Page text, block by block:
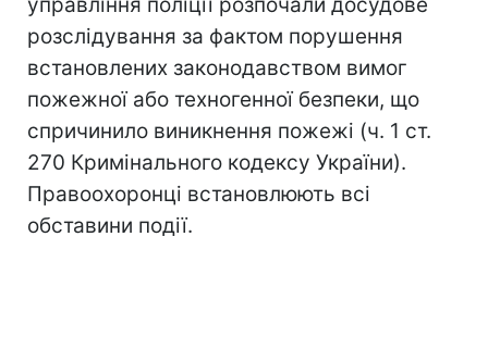
розслідування за фактом порушення
встановлених законодавством вимог
пожежної або техногенної безпеки, що
спричинило виникнення пожежі (ч. 1 ст.
270 Кримінального кодексу України).
Правоохоронці встановлюють всі
обставини події.